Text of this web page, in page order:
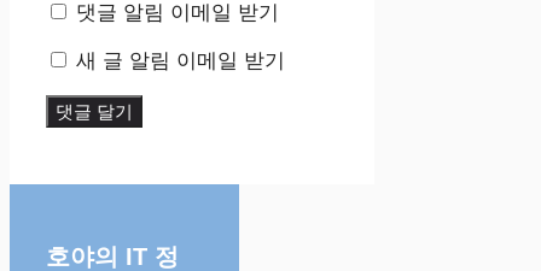
댓글 알림 이메일 받기
새 글 알림 이메일 받기
호야의 IT 정